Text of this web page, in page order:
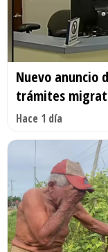
Nuevo anuncio
trámites
Hace 1 día